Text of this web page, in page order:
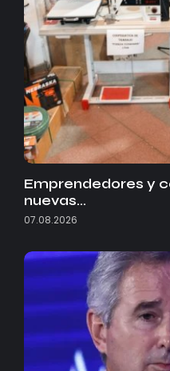
Emprendedores y
nuevas…
07.08.2026